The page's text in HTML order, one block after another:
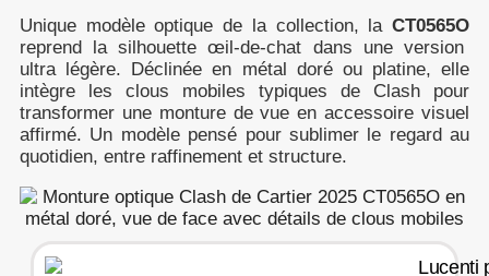
Unique modèle optique de la collection, la CT0565O
reprend la silhouette œil-de-chat dans une version
ultra légère. Déclinée en métal doré ou platine, elle
intègre les clous mobiles typiques de Clash pour
transformer une monture de vue en accessoire visuel
affirmé. Un modèle pensé pour sublimer le regard au
quotidien, entre raffinement et structure.